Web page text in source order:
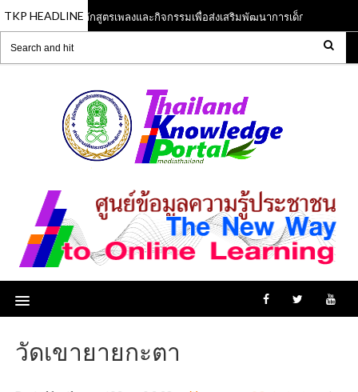
TKP HEADLINE
13 Jun 2023 หลักสูตรเพลงและกิจกรรมเพื่อส่งเสริมพัฒนาการเด็กปฐมวัย
วัดเขายายกะตา